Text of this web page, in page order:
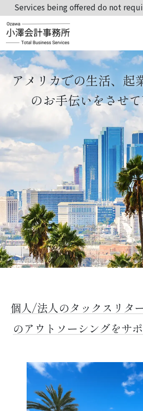
Services being offered do not
アメリカでの生活、起
のお手伝いをさせ
個人/法人のタックスリタ
のアウトソーシングをサ